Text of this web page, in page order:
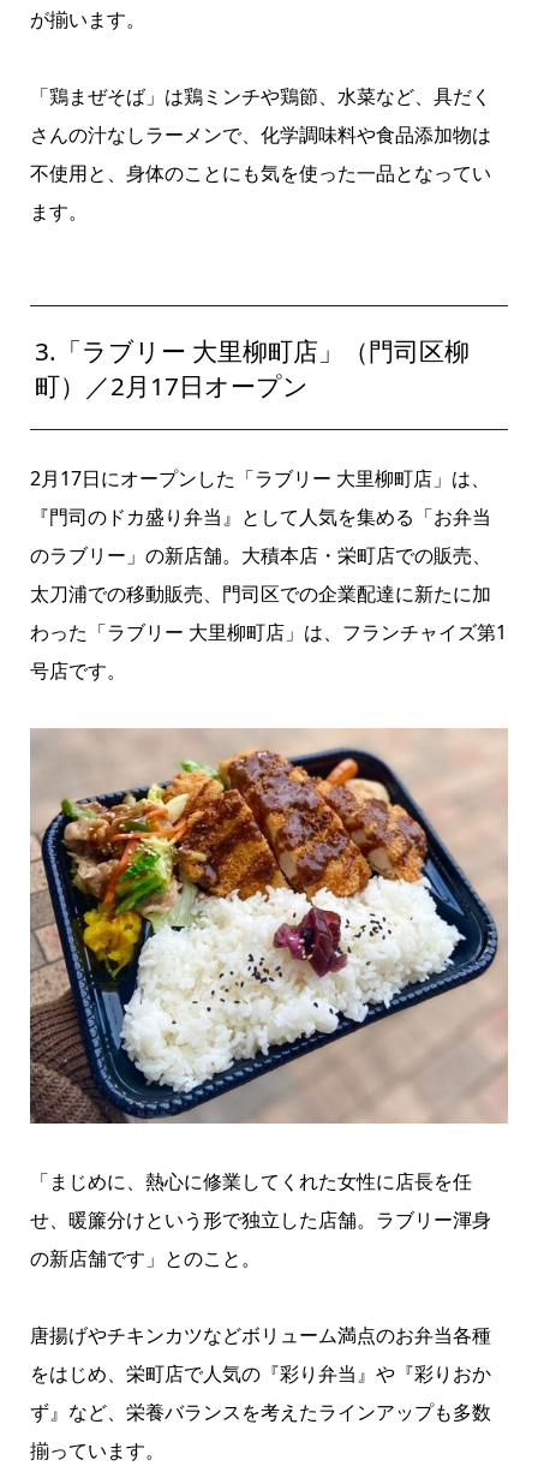
が揃います。
「鶏まぜそば」は鶏ミンチや鶏節、水菜など、具だく
さんの汁なしラーメンで、化学調味料や食品添加物は
不使用と、身体のことにも気を使った一品となってい
ます。
3.「ラブリー 大里柳町店」（門司区柳
町）／2月17日オープン
2月17日にオープンした 「ラブリー 大里柳町店」 は、
『門司のドカ盛り弁当』として人気を集める「お弁当
のラブリー」の新店舗。大積本店・栄町店での販売、
太刀浦での移動販売、門司区での企業配達に新たに加
わった「ラブリー 大里柳町店」は、フランチャイズ第1
号店です。
「まじめに、熱心に修業してくれた女性に店長を任
せ、暖簾分けという形で独立した店舗。ラブリー渾身
の新店舗です」とのこと。
唐揚げやチキンカツなどボリューム満点のお弁当各種
をはじめ、栄町店で人気の『彩り弁当』や『彩りおか
ず』など、栄養バランスを考えたラインアップも多数
揃っています。